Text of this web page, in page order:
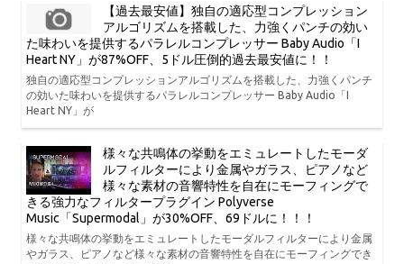
【過去最安値】独自の適応型コンプレッション
アルゴリズムを搭載した、力強くパンチの効い
た味わいを提供するパラレルコンプレッサー Baby Audio「I
Heart NY」が87%OFF、5ドル圧倒的過去最安値に！！
独自の適応型コンプレッションアルゴリズムを搭載した、力強くパンチ
の効いた味わいを提供するパラレルコンプレッサー Baby Audio「I
Heart NY」が
様々な共鳴体の挙動をエミュレートしたモーダ
ルフィルターにより金属やガラス、ピアノなど
様々な素材の音響特性を自在にモーフィングで
きる強力なフィルタープラグイン Polyverse
Music「Supermodal」が30%OFF、69ドルに！！！
様々な共鳴体の挙動をエミュレートしたモーダルフィルターにより金属
やガラス、ピアノなど様々な素材の音響特性を自在にモーフィングでき